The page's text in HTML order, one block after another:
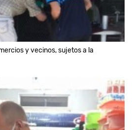
y vecinos, sujetos a la